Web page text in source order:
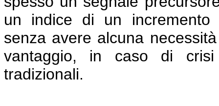
un indice di un incremento
senza avere alcuna
vantaggio, in caso di
tradizionali.